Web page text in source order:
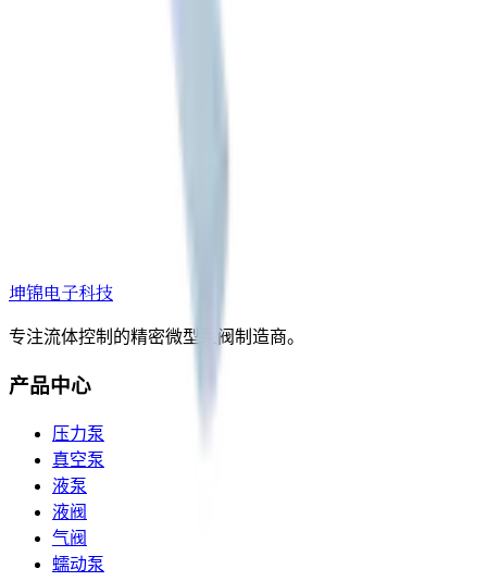
坤锦电子科技
专注流体控制的精密微型泵阀制造商。
产品中心
压力泵
真空泵
液泵
液阀
气阀
蠕动泵